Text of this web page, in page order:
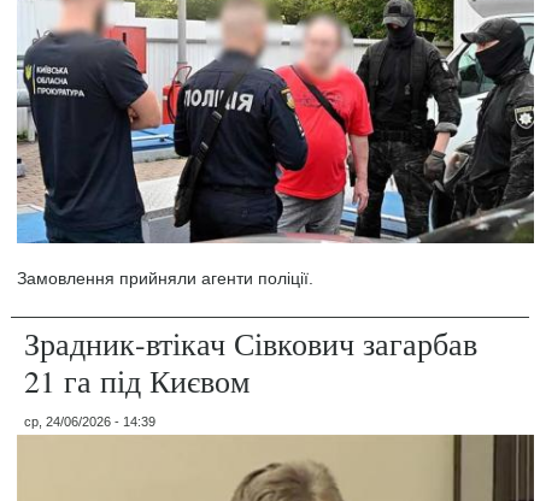
Замовлення прийняли агенти поліції.
Зрадник-втікач Сівкович загарбав
21 га під Києвом
ср, 24/06/2026 - 14:39